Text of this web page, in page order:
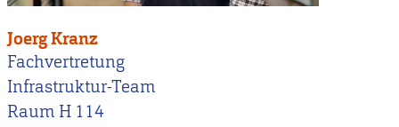
Joerg Kranz
Fachvertretung
Infrastruktur-Team
Raum H 114